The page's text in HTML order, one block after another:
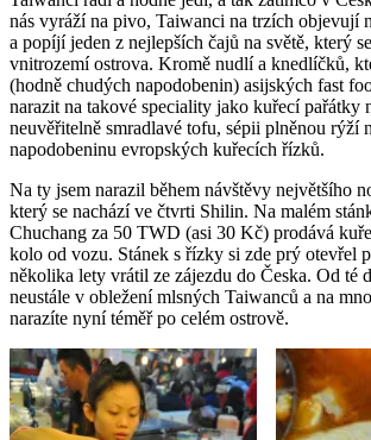
nás vyráží na pivo, Taiwanci na trzích objevují
a popíjí jeden z nejlepších čajů na světě, který
vnitrozemí ostrova. Kromě nudlí a knedlíčků,
(hodně chudých napodobenin) asijských fast
narazit na takové speciality jako kuřecí pařátky
neuvěřitelně smradlavé tofu, sépii plněnou rýží
napodobeninu evropských kuřecích řízků.
Na ty jsem narazil během návštěvy největšího
který se nachází ve čtvrti Shilin. Na malém
Chuchang za 50 TWD (asi 30 Kč) prodává
kolo od vozu. Stánek s řízky si zde prý otevřel
několika lety vrátil ze zájezdu do Česka. Od té
neustále v obležení mlsných Taiwanců a na
narazíte nyní téměř po celém ostrově.